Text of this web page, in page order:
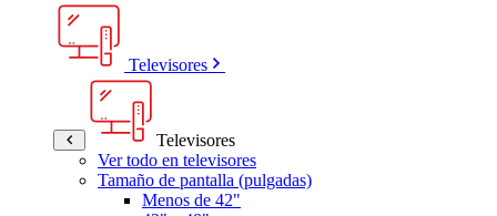
Televisores
Televisores
Ver todo en televisores
Tamaño de pantalla (pulgadas)
Menos de 42"